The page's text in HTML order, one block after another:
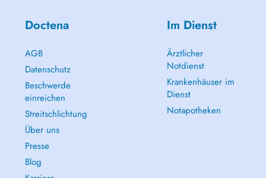
Doctena
AGB
Datenschutz
Beschwerde
einreichen
Streitschlichtung
Über uns
Presse
Blog
Im Dienst
Ärztlicher
Notdienst
Krankenhäuser im
Dienst
Notapotheken